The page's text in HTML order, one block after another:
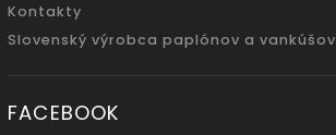
Kontakty
Slovenský výrobca paplónov a vankúšov
FACEBOOK